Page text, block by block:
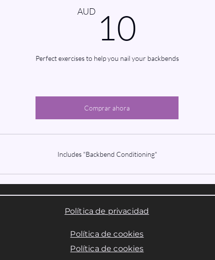
AUD 10
Perfect exercises to help you nail your backbends
Comprar ahora
Includes "Backbend Conditioning"
Política de privacidad
Política de cookies
Política de cookies